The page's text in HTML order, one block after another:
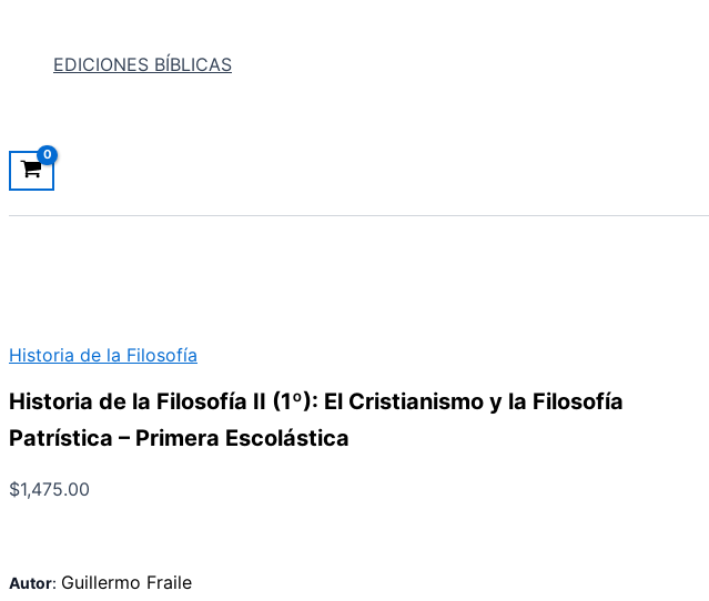
EDICIONES BÍBLICAS
Historia de la Filosofía
Historia de la Filosofía II (1º): El Cristianismo y la Filosofía
Patrística – Primera Escolástica
$1,475.00
Autor: Guillermo Fraile